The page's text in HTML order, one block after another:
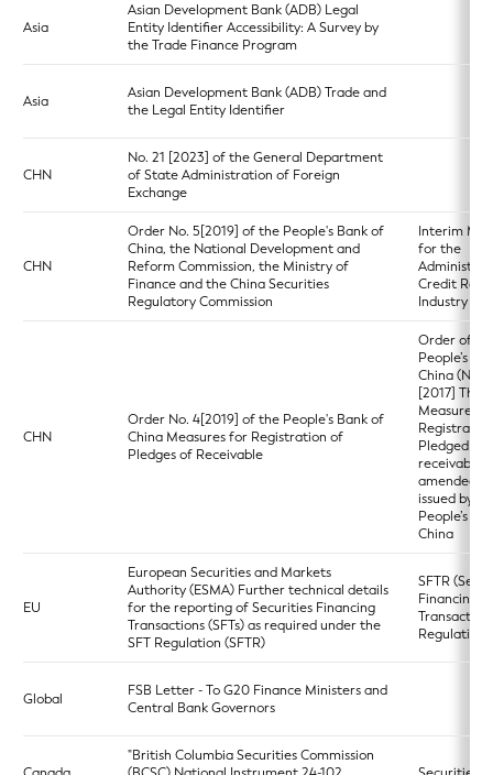
Asia
Asian Development Bank (ADB) Legal
Entity Identifier Accessibility: A Survey by
the Trade Finance Program
Asia
Asian Development Bank (ADB) Trade and
the Legal Entity Identifier
CHN
No. 21 [2023] of the General Department
of State Administration of Foreign
Exchange
CHN
Order No. 5[2019] of the People's Bank of
China, the National Development and
Reform Commission, the Ministry of
Finance and the China Securities
Regulatory Commission
Interim
for the
Credit
Industry
CHN
Order No. 4[2019] of the People's Bank of
China Measures for Registration of
Pledges of Receivable
Order of
People’s
China (No. 3
[2017] The
Measures
Pledged
receivables
amended
issued by
People’s
China
EU
European Securities and Markets
Authority (ESMA) Further technical details
for the reporting of Securities Financing
Transactions (SFTs) as required under the
SFT Regulation (SFTR)
SFTR
Financing
Regulation)
Global
FSB Letter - To G20 Finance Ministers and
Central Bank Governors
"British Columbia Securities Commission